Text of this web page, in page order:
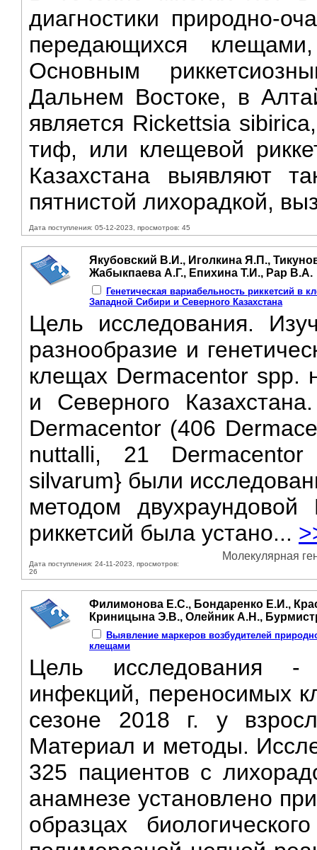
диагностики природно-
передающихся
Основным
Дальнем Востоке, в
является Rickettsia
тиф, или клещевой
Казахстана выявляют
пятнистой лихорадкой,
Дата поступления: 05-12-2023, просмотров: 45
Якубовский В.И., Иголкина Я.П.,
Жабыкпаева А.Г., Епихина Т.И., Рар В.А.
Генетическая вариабельность риккетсий в
Западной Сибири и Северного Казахстана
Цель исследования.
разнообразие и
клещах Dermacentor spp.
и Северного
Dermacentor (406
nuttalli, 21
silvarum} были
методом
риккетсий была устано...
Дата поступления: 24-11-2023, просмотров:
26
Молекулярная
Филимонова Е.С., Бондаренко Е.И.,
Криницына Э.В., Олейник А.Н.,
Выявление маркеров возбудителей
клещами
Цель исследования -
инфекций, переносимых
сезоне 2018 г. у
Материал и методы.
325 пациентов с
анамнезе установлено
образцах